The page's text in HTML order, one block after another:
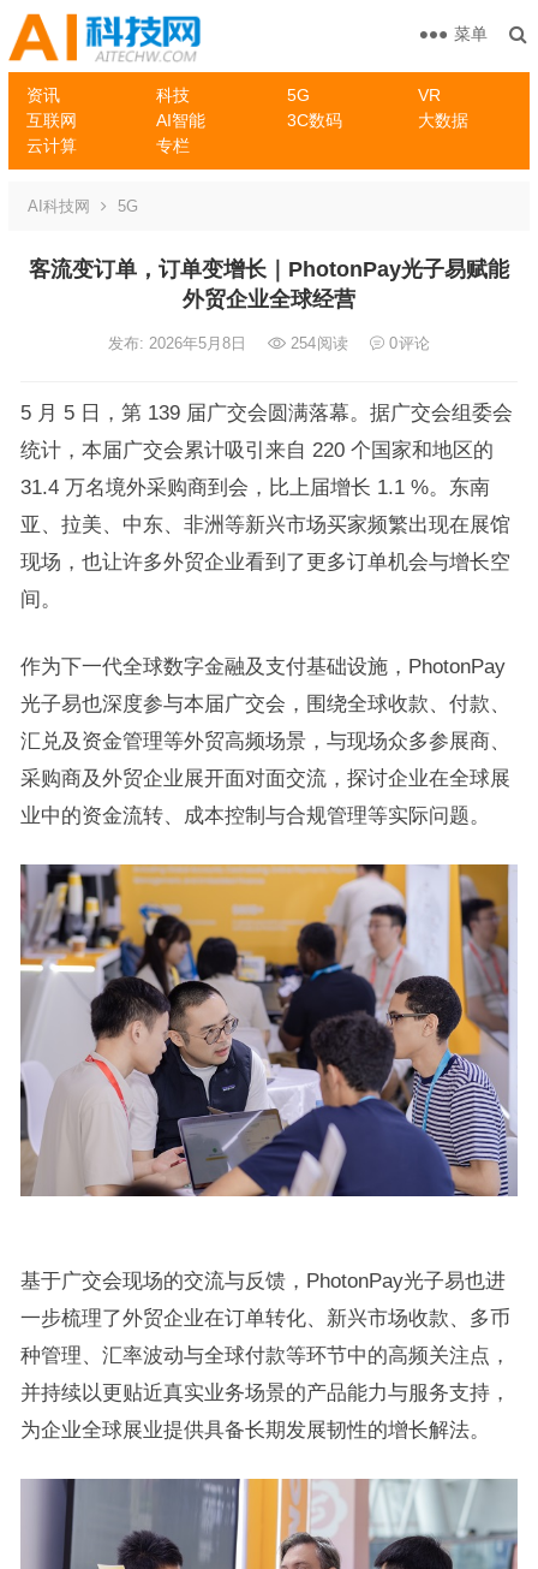
资讯 科技 5G
VR
互联网
AI智能 3C数码
大数据
云计算
专栏
菜单
AI科技网 5G
客流变订单，订单变增长｜PhotonPay光子易赋能
外贸企业全球经营
发布: 2026年5月8日 254阅读 0评论
5 月 5 日，第 139 届广交会圆满落幕。据广交会组委会
统计，本届广交会累计吸引来自 220 个国家和地区的
31.4 万名境外采购商到会，比上届增长 1.1 %。东南
亚、拉美、中东、非洲等新兴市场买家频繁出现在展馆
现场，也让许多外贸企业看到了更多订单机会与增长空
间。
作为下一代全球数字金融及支付基础设施，PhotonPay
光子易也深度参与本届广交会，围绕全球收款、付款、
汇兑及资金管理等外贸高频场景，与现场众多参展商、
采购商及外贸企业展开面对面交流，探讨企业在全球展
业中的资金流转、成本控制与合规管理等实际问题。
基于广交会现场的交流与反馈，PhotonPay光子易也进
一步梳理了外贸企业在订单转化、新兴市场收款、多币
种管理、汇率波动与全球付款等环节中的高频关注点，
并持续以更贴近真实业务场景的产品能力与服务支持，
为企业全球展业提供具备长期发展韧性的增长解法。